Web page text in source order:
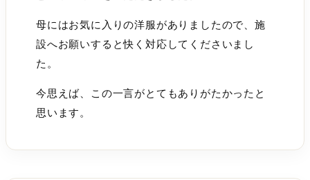
母にはお気に入りの洋服がありましたので、施
設へお願いすると快く対応してくださいまし
た。
今思えば、この一言がとてもありがたかったと
思います。